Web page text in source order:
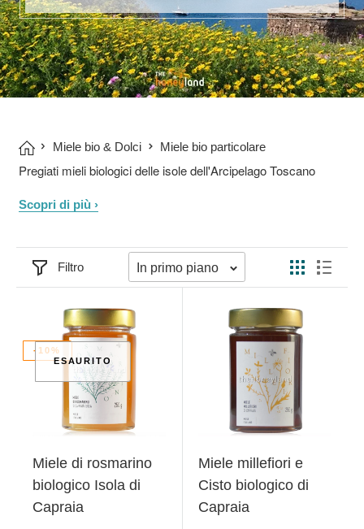
Miele bio & Dolci Miele bio particolare
Pregiati mieli biologici delle isole dell'Arcipelago Toscano
Scopri di più ›
Filtro In primo piano
ESAURITO
-10%
Miele di rosmarino
biologico Isola di
Capraia
Miele millefiori e
Cisto biologico di
Capraia